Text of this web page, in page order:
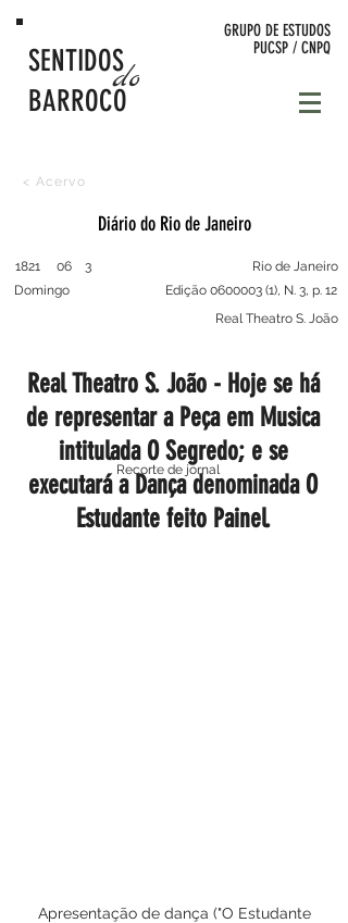
do
SENTIDOS
BARROCO
GRUPO DE ESTUDOS
PUCSP / CNPQ
< Acervo
Real Theatro S. João - Hoje se há
de representar a Peça em Musica
intitulada O Segredo; e se
executará a Dança denominada O
Estudante feito Painel.
Diário do Rio de Janeiro
1821 06
3
Domingo
Rio de Janeiro
Edição 0600003 (1), N. 3, p. 12
Recorte de jornal
Real Theatro S. João
Apresentação de dança ("O Estudante